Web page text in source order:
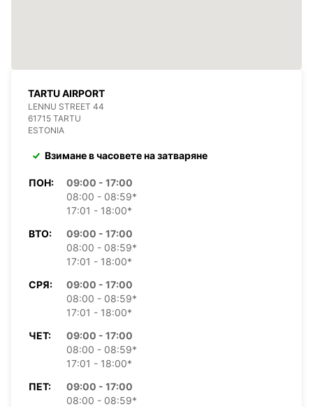
TARTU AIRPORT
LENNU STREET 44
61715 TARTU
ESTONIA
Взимане в часовете на затваряне
ПОН:
09:00 - 17:00
08:00 - 08:59*
17:01 - 18:00*
ВТО:
09:00 - 17:00
08:00 - 08:59*
17:01 - 18:00*
СРЯ:
09:00 - 17:00
08:00 - 08:59*
17:01 - 18:00*
ЧЕТ:
09:00 - 17:00
08:00 - 08:59*
17:01 - 18:00*
ПЕТ:
09:00 - 17:00
08:00 - 08:59*